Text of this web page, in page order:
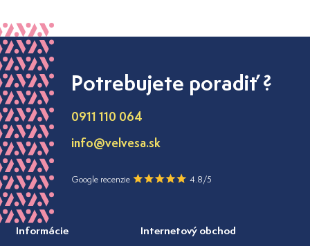
Potrebujete poradiť ?
0911 110 064
info@velvesa.sk
Google recenzie 4.8/5
Informácie Internetový obchod